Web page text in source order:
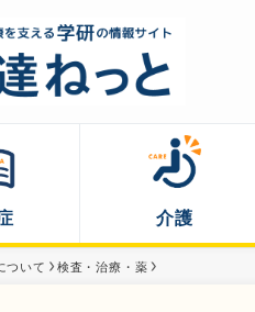
介護
ついて 検査・治療・薬